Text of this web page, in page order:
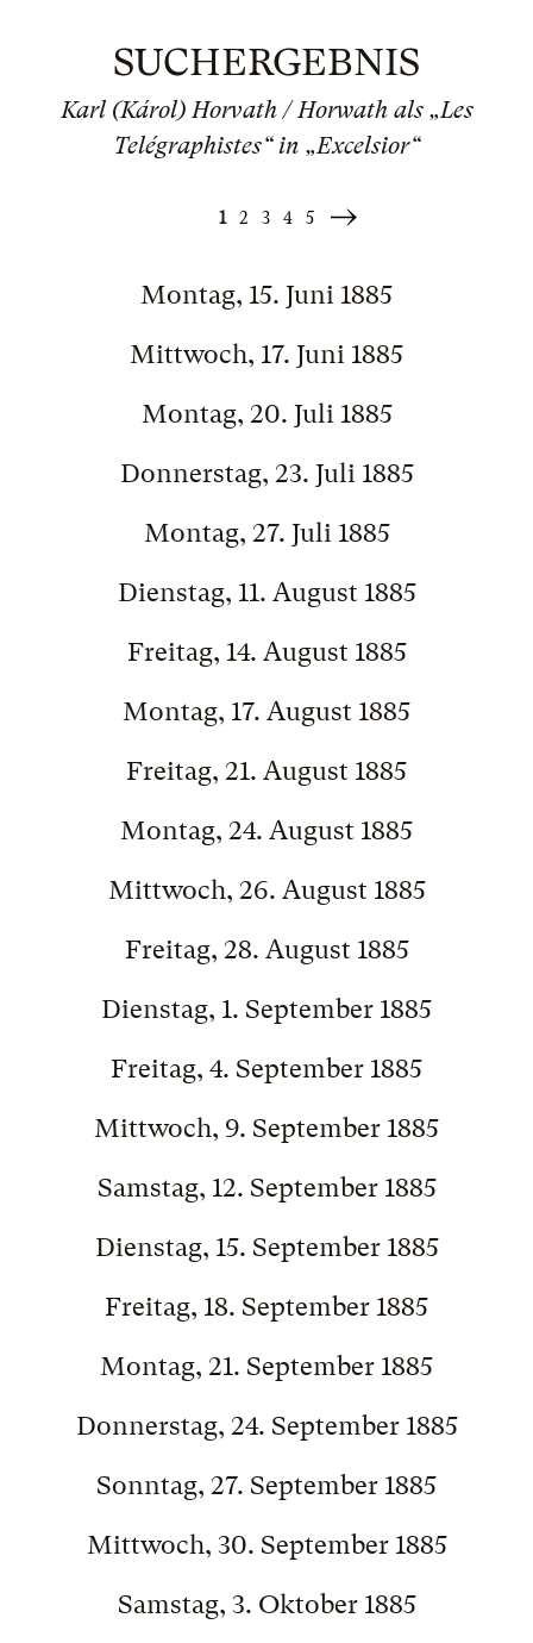
SUCHERGEBNIS
Karl (Károl) Horvath / Horwath als „Les
Telégraphistes“ in „Excelsior“
1 2 3 4 5
Weiter
Montag, 15. Juni 1885
Mittwoch, 17. Juni 1885
Montag, 20. Juli 1885
Donnerstag, 23. Juli 1885
Montag, 27. Juli 1885
Dienstag, 11. August 1885
Freitag, 14. August 1885
Montag, 17. August 1885
Freitag, 21. August 1885
Montag, 24. August 1885
Mittwoch, 26. August 1885
Freitag, 28. August 1885
Dienstag, 1. September 1885
Freitag, 4. September 1885
Mittwoch, 9. September 1885
Samstag, 12. September 1885
Dienstag, 15. September 1885
Freitag, 18. September 1885
Montag, 21. September 1885
Donnerstag, 24. September 1885
Sonntag, 27. September 1885
Mittwoch, 30. September 1885
Samstag, 3. Oktober 1885